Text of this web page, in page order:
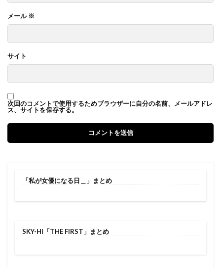
メール ※
サイト
次回のコメントで使用するためブラウザーに自分の名前、メールアドレ
ス、サイトを保存する。
「私が女優になる日＿」まとめ
SKY-HI「THE FIRST」まとめ